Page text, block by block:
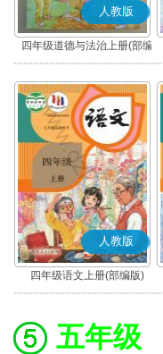
人教版
四年级道德与法治上册(部编
版)
人教版
四年级语文上册(部编版)
五年级